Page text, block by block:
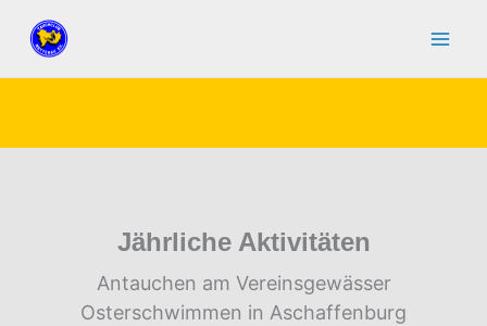
Inhalt
Jährliche Aktivitäten
Antauchen am Vereinsgewässer
Osterschwimmen in Aschaffenburg